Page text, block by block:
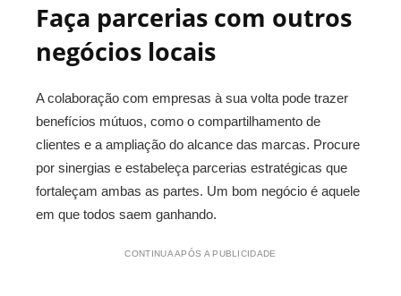
Faça parcerias com outros
negócios locais
A colaboração com empresas à sua volta pode trazer
benefícios mútuos, como o compartilhamento de
clientes e a ampliação do alcance das marcas. Procure
por sinergias e estabeleça parcerias estratégicas que
fortaleçam ambas as partes. Um bom negócio é aquele
em que todos saem ganhando.
CONTINUA APÓS A PUBLICIDADE